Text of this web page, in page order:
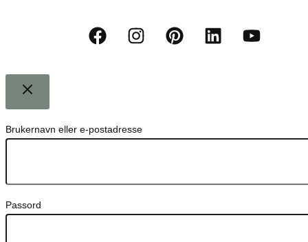
Brukernavn eller e-postadresse
Passord